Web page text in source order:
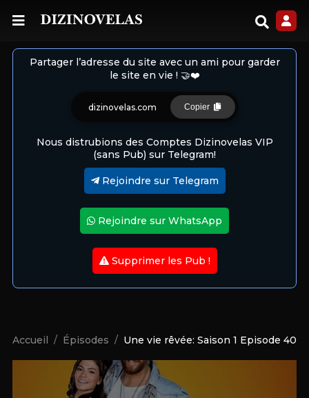
Partager l’adresse du site avec un ami pour garder
le site en vie ! 🤝❤️
dizinovelas.com Copier
Nous distrubions des Comptes Dizinovelas VIP
(sans Pub) sur Telegram!
Rejoindre sur Telegram
Rejoindre sur WhatsApp
Supprimer les Pub !
Accueil Épisodes Une vie rêvée: Saison 1 Episode 40